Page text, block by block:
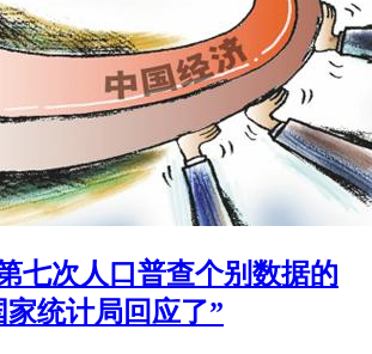
七次人口普查个别数据的
家统计局回应了”